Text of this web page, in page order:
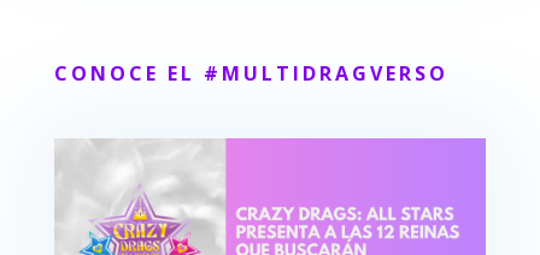
CONOCE EL #MULTIDRAGVERSO